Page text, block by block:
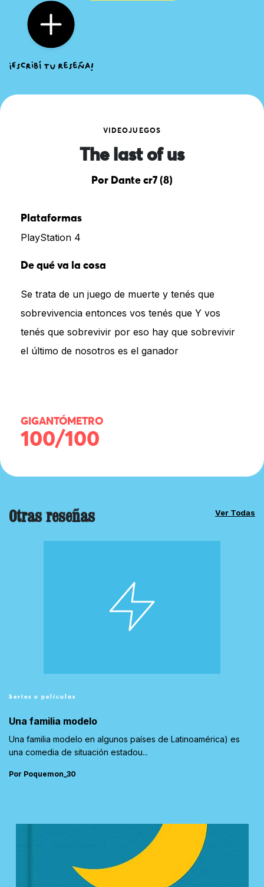
VIDEOJUEGOS
The last of us
Por Dante cr7 (8)
Plataformas
PlayStation 4
De qué va la cosa
Se trata de un juego de muerte y tenés que
sobrevivencia entonces vos tenés que Y vos
tenés que sobrevivir por eso hay que sobrevivir
el último de nosotros es el ganador
GIGANTÓMETRO
100/100
Otras reseñas Ver Todas
Series o películas
Una familia modelo
Una familia modelo en algunos países de Latinoamérica) es
una comedia de situación estadou...
Por Poquemon_30